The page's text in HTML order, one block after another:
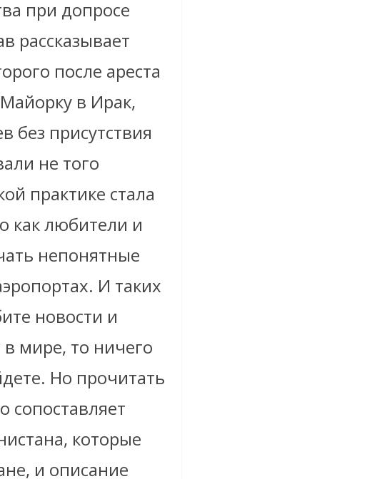
при допросе
рассказывает
после ареста
в Ирак,
без присутствия
не того
практике стала
как любители и
непонятные
И таких
новости и
в мире, то ничего
Но прочитать
сопоставляет
которые
и описание